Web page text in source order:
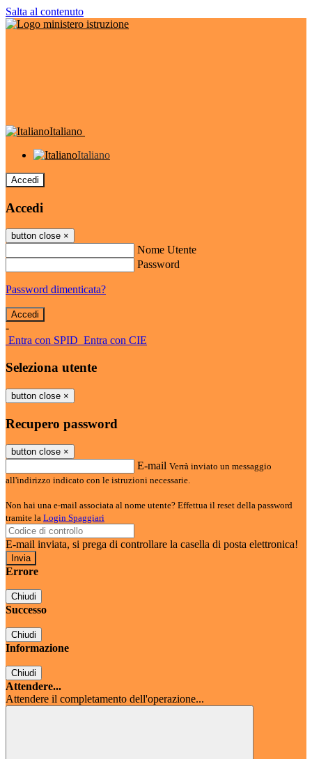
Salta al contenuto
Italiano
Italiano
Accedi
Accedi
button close ×
Nome Utente
Password
Password dimenticata?
-
Entra con SPID Entra con CIE
Seleziona utente
button close ×
Recupero password
button close ×
E-mail Verrà inviato un messaggio
all'indirizzo indicato con le istruzioni necessarie.
Non hai una e-mail associata al nome utente? Effettua il reset della password
tramite la Login Spaggiari
E-mail inviata, si prega di controllare la casella di posta elettronica!
Errore
Chiudi
Successo
Chiudi
Informazione
Chiudi
Attendere...
Attendere il completamento dell'operazione...